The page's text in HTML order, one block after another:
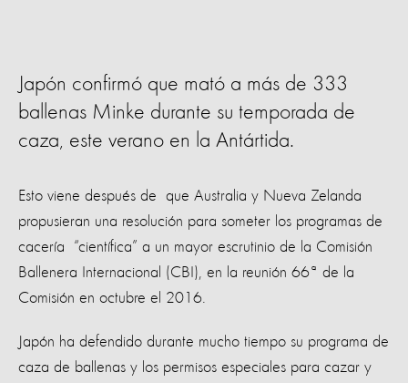
Japón confirmó que mató a más de 333
ballenas Minke durante su temporada de
caza, este verano en la Antártida.
Esto viene después de que Australia y Nueva Zelanda
propusieran una resolución para someter los programas de
cacería “científica” a un mayor escrutinio de la Comisión
Ballenera Internacional (CBI), en la reunión 66ª de la
Comisión en octubre el 2016.
Japón ha defendido durante mucho tiempo su programa de
caza de ballenas y los permisos especiales para cazar y